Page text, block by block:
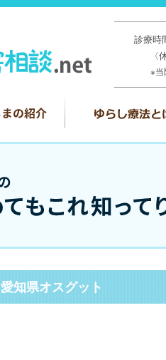
診療
※
愛知県オスグット